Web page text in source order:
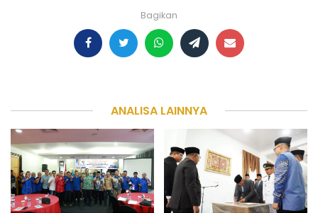
Bagikan
ANALISA LAINNYA